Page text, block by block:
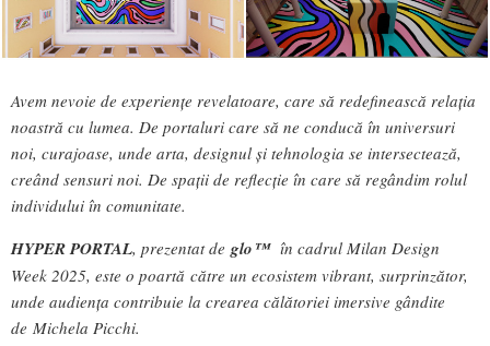
Avem nevoie de experiențe revelatoare, care să redefinească relația
noastră cu lumea. De portaluri care să ne conducă în universuri
noi, curajoase, unde arta, designul și tehnologia se intersectează,
creând sensuri noi. De spații de reflecție în care să regândim rolul
individului în comunitate.
HYPER PORTAL, prezentat de glo™în cadrul Milan Design
Week 2025, este o poartă către un ecosistem vibrant, surprinzător,
unde audiența contribuie la crearea călătoriei imersive gândite
de Michela Picchi.